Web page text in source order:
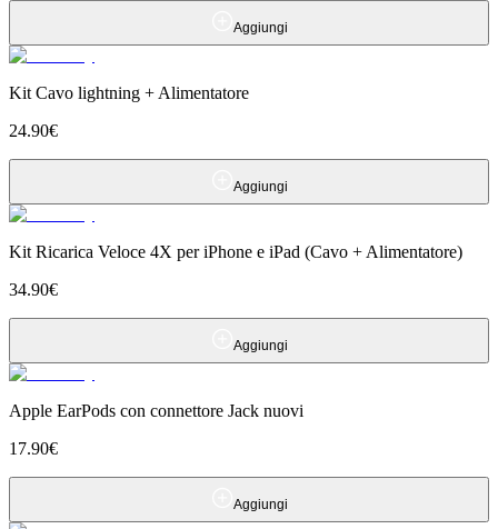
Aggiungi
Kit Cavo lightning + Alimentatore
24.90€
Aggiungi
Kit Ricarica Veloce 4X per iPhone e iPad (Cavo + Alimentatore)
34.90€
Aggiungi
Apple EarPods con connettore Jack nuovi
17.90€
Aggiungi